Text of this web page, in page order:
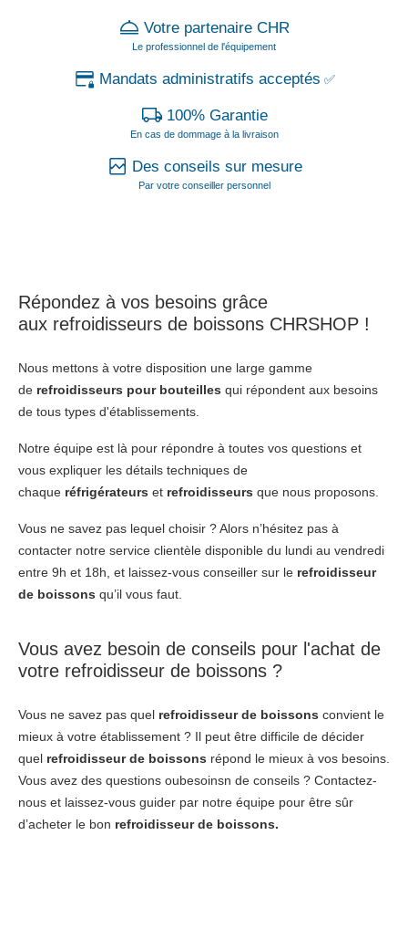
Votre partenaire CHR
Le professionnel de l'équipement
Mandats administratifs acceptés ✅
100% Garantie
En cas de dommage à la livraison
Des conseils sur mesure
Par votre conseiller personnel
Répondez à vos besoins grâce
aux refroidisseurs de boissons CHRSHOP !
Nous mettons à votre disposition une large gamme
de refroidisseurs pour bouteilles qui répondent aux besoins
de tous types d'établissements.
Notre équipe est là pour répondre à toutes vos questions et
vous expliquer les détails techniques de
chaque réfrigérateurs et refroidisseurs que nous proposons.
Vous ne savez pas lequel choisir ? Alors n’hésitez pas à
contacter notre service clientèle disponible du lundi au vendredi
entre 9h et 18h, et laissez-vous conseiller sur le refroidisseur
de boissons qu’il vous faut.
Vous avez besoin de conseils pour l'achat de
votre refroidisseur de boissons ?
Vous ne savez pas quel refroidisseur de boissons convient le
mieux à votre établissement ? Il peut être difficile de décider
quel refroidisseur de boissons répond le mieux à vos besoins.
Vous avez des questions oubesoinsn de conseils ? Contactez-
nous et laissez-vous guider par notre équipe pour être sûr
d’acheter le bon refroidisseur de boissons.